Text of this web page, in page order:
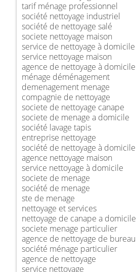
tarif ménage professionnel
société nettoyage industriel
société de nettoyage salé
societe nettoyage maison
service de nettoyage à domicile
service nettoyage maison
agence de nettoyage à domicile
ménage déménagement
demenagement menage
compagnie de nettoyage
societe de nettoyage canape
societe de menage a domicile
société lavage tapis
entreprise nettoyage
société de nettoyage à domicile
agence nettoyage maison
service nettoyage à domicile
societe de menage
société de menage
ste de menage
nettoyage et services
nettoyage de canape a domicile
societe menage particulier
agence de nettoyage de bureau
société ménage particulier
agence de nettoyage
service nettoyage